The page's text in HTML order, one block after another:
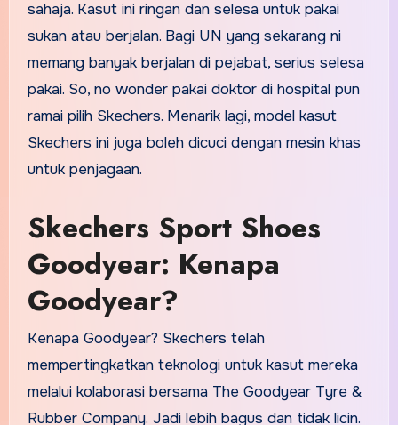
sahaja. Kasut ini ringan dan selesa untuk pakai
sukan atau berjalan. Bagi UN yang sekarang ni
memang banyak berjalan di pejabat, serius selesa
pakai. So, no wonder pakai doktor di hospital pun
ramai pilih Skechers. Menarik lagi, model kasut
Skechers ini juga boleh dicuci dengan mesin khas
untuk penjagaan.
Skechers Sport Shoes
Goodyear: Kenapa
Goodyear?
Kenapa Goodyear? Skechers telah
mempertingkatkan teknologi untuk kasut mereka
melalui kolaborasi bersama The Goodyear Tyre &
Rubber Company. Jadi lebih bagus dan tidak licin.